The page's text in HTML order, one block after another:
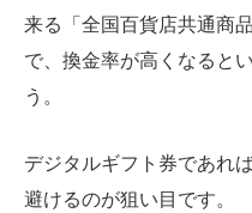
来る「全国百貨店共通商
で、換金率が高くなると
う。
デジタルギフト券であれ
避けるのが狙い目です。